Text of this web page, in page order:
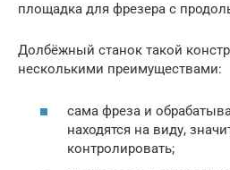
площадка для фрезера с
Долбёжный станок такой
несколькими преимуществами:
сама фреза и
находятся на виду,
контролировать;